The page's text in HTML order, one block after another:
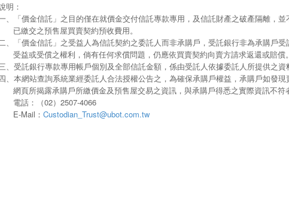
明：
、
「價金信託」之目的僅在就價金交付信託專款專用，及信託財產之破產隔離，
已繳交之預售屋買賣契約預收費用。
、
「價金信託」之受益人為信託契約之委託人而非承購戶，受託銀行非為承購戶
受益或受償之權利，倘有任何求償問題，仍應依買賣契約向賣方請求返還或賠償。
、受託銀行專款專用帳戶個別及全部信託金額，係由受託人依據委託人所提供之資
、本網站查詢系統業經委託人合法授權公告之，為確保承購戶權益，承購戶如發
網頁所揭露承購戶所繳價金及預售屋交易之資訊，與承購戶得悉之實際資訊不符
電話：（02）2507-4066
E-Mail：Custodian_Trust@ubot.com.tw